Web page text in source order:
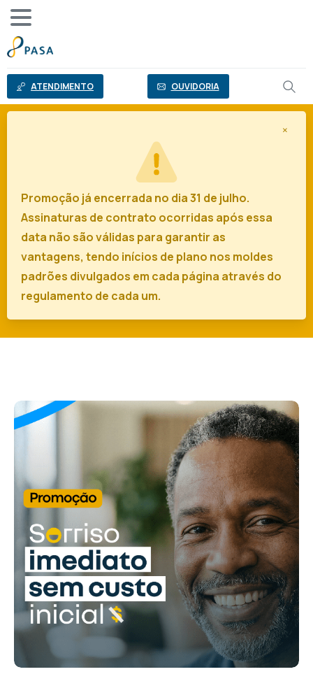
conteúdo
ATENDIMENTO OUVIDORIA
Promoção já encerrada no dia 31 de julho.
Assinaturas de contrato ocorridas após essa
data não são válidas para garantir as
vantagens, tendo inícios de plano nos moldes
padrões divulgados em cada página através do
regulamento de cada um.
×